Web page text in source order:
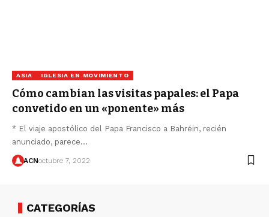
ASIA IGLESIA EN MOVIMIENTO
Cómo cambian las visitas papales: el Papa
convetido en un «ponente» más
* El viaje apostólico del Papa Francisco a Bahréin, recién
anunciado, parece…
ACNoctubre 7, 2022
CATEGORÍAS